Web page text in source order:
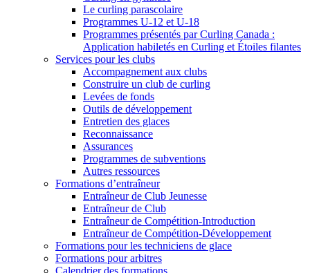
Le curling parascolaire
Programmes U-12 et U-18
Programmes présentés par Curling Canada :
Application habiletés en Curling et Étoiles filantes
Services pour les clubs
Accompagnement aux clubs
Construire un club de curling
Levées de fonds
Outils de développement
Entretien des glaces
Reconnaissance
Assurances
Programmes de subventions
Autres ressources
Formations d’entraîneur
Entraîneur de Club Jeunesse
Entraîneur de Club
Entraîneur de Compétition-Introduction
Entraîneur de Compétition-Développement
Formations pour les techniciens de glace
Formations pour arbitres
Calendrier des formations